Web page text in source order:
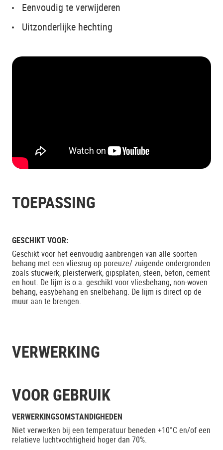
Eenvoudig te verwijderen
Uitzonderlijke hechting
TOEPASSING
GESCHIKT VOOR:
Geschikt voor het eenvoudig aanbrengen van alle soorten
behang met een vliesrug op poreuze/ zuigende ondergronden
zoals stucwerk, pleisterwerk, gipsplaten, steen, beton, cement
en hout. De lijm is o.a. geschikt voor vliesbehang, non-woven
behang, easybehang en snelbehang. De lijm is direct op de
muur aan te brengen.
VERWERKING
VOOR GEBRUIK
VERWERKINGSOMSTANDIGHEDEN
Niet verwerken bij een temperatuur beneden +10°C en/of een
relatieve luchtvochtigheid hoger dan 70%.